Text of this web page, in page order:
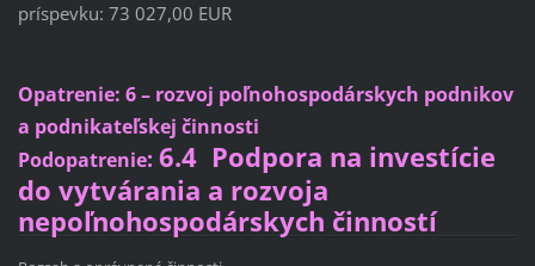
príspevku: 73 027,00 EUR
Opatrenie: 6 – rozvoj poľnohospodárskych podnikov
a podnikateľskej činnosti
Podopatrenie: 6.4 Podpora na investície
do vytvárania a rozvoja
nepoľnohospodárskych činností